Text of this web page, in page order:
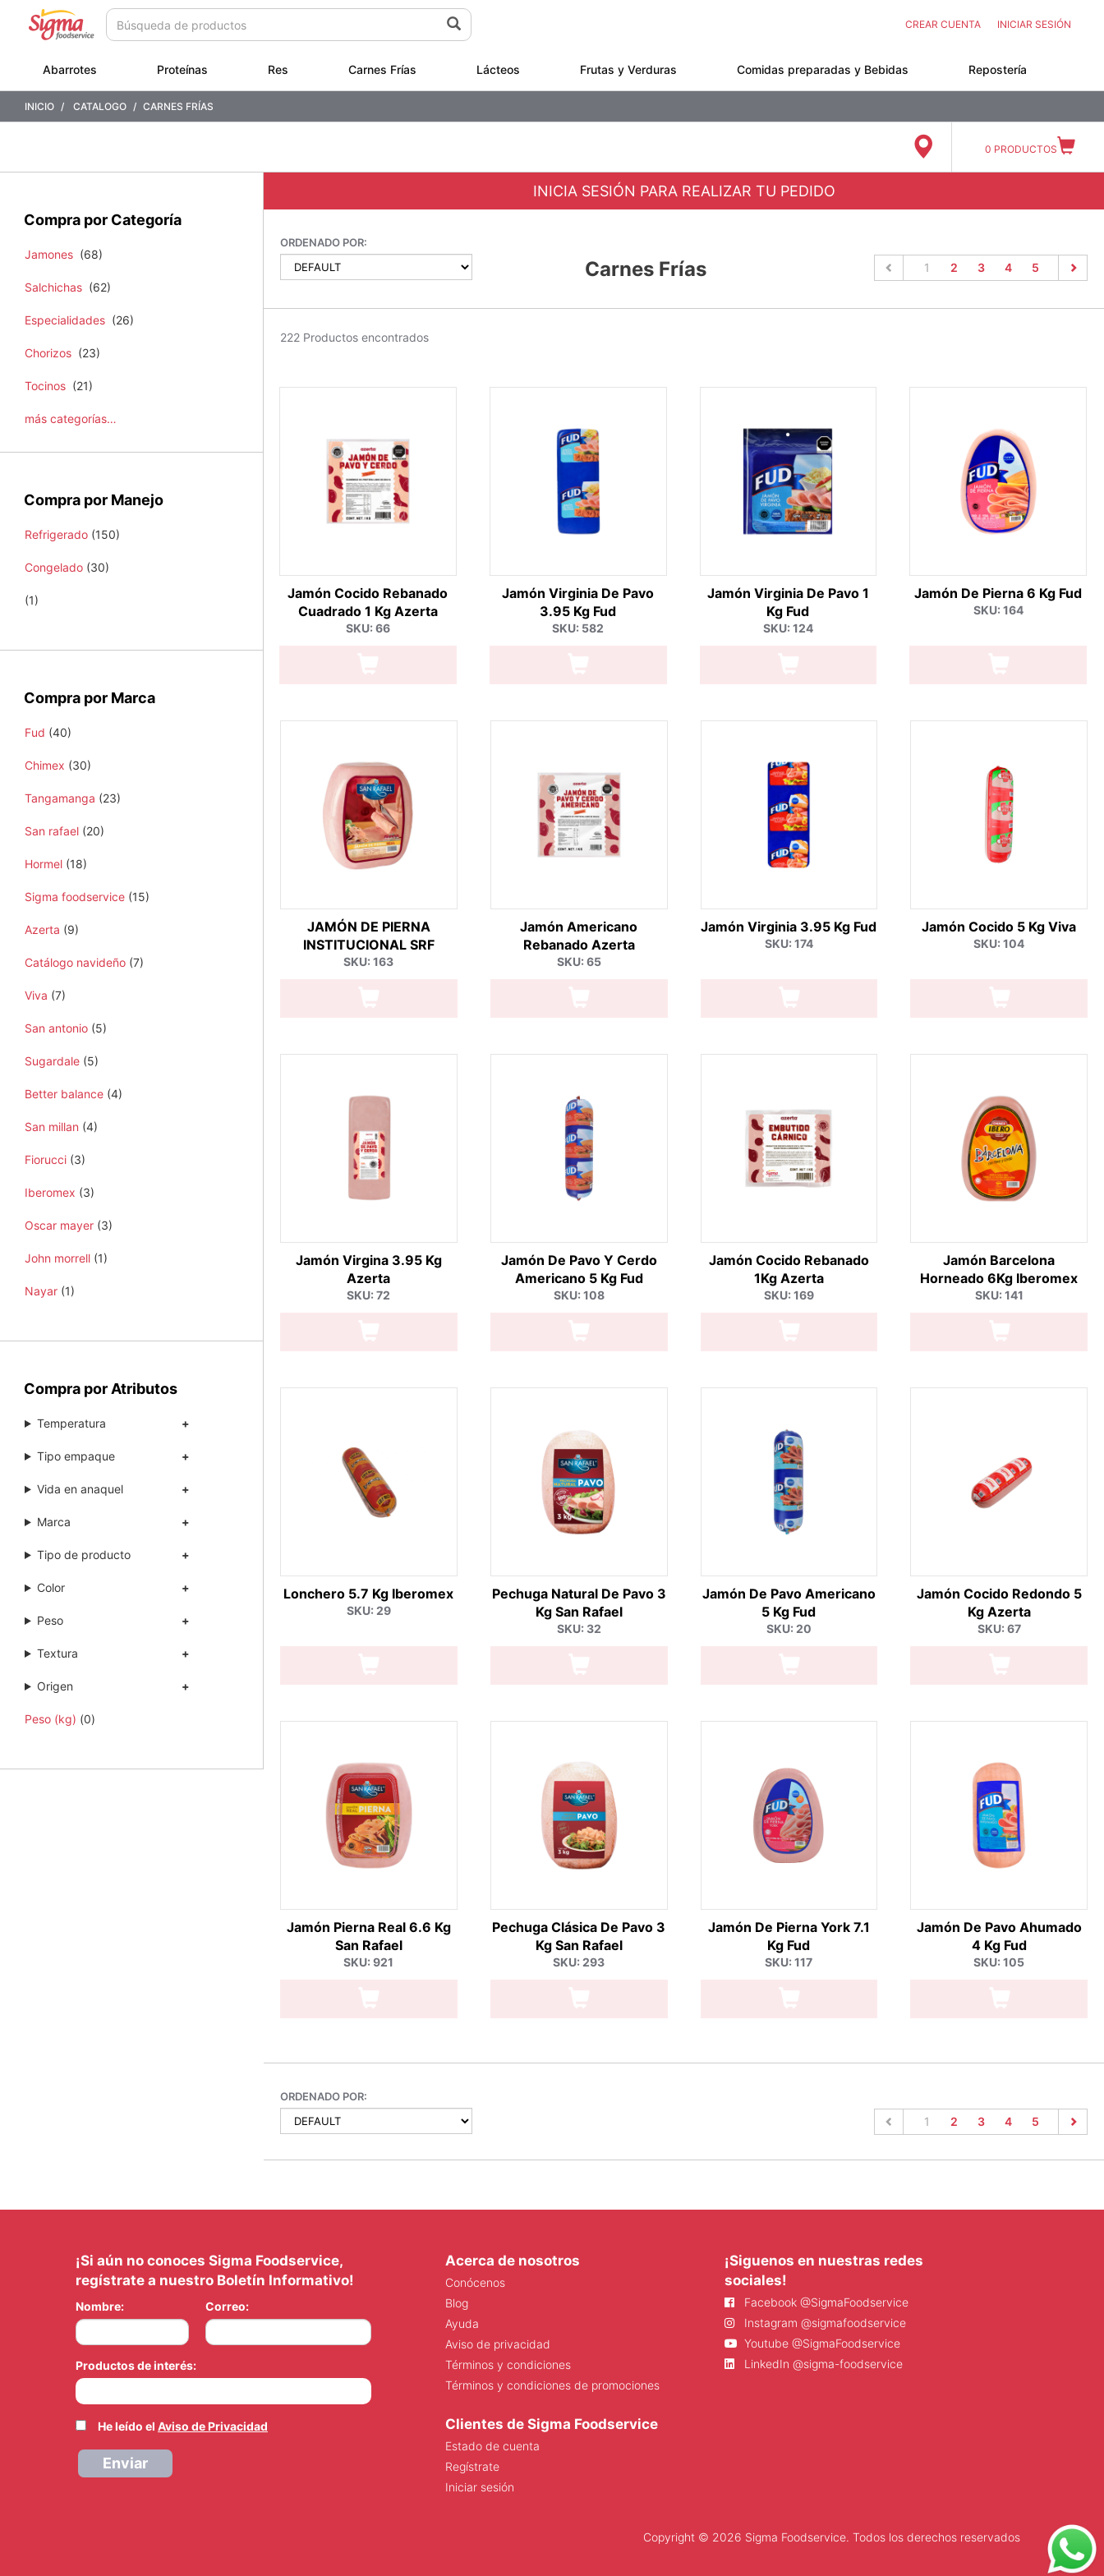
contenido
navegación
CREAR CUENTA INICIAR SESIÓN
Abarrotes Proteínas Res Carnes Frías Lácteos Frutas y Verduras Comidas preparadas y Bebidas Repostería
INICIO CATALOGO CARNES FRÍAS
0 PRODUCTOS
Compra por Categoría
Jamones (68)
Salchichas (62)
Especialidades (26)
Chorizos (23)
Tocinos (21)
más categorías…
Compra por Manejo
Refrigerado (150)
Congelado (30)
(1)
Compra por Marca
Fud (40)
Chimex (30)
Tangamanga (23)
San rafael (20)
Hormel (18)
Sigma foodservice (15)
Azerta (9)
Catálogo navideño (7)
Viva (7)
San antonio (5)
Sugardale (5)
Better balance (4)
San millan (4)
Fiorucci (3)
Iberomex (3)
Oscar mayer (3)
John morrell (1)
Nayar (1)
Compra por Atributos
Temperatura
Tipo empaque
Vida en anaquel
Marca
Tipo de producto
Color
Peso
Textura
Origen
Peso (kg) (0)
INICIA SESIÓN PARA REALIZAR TU PEDIDO
ORDENADO POR:
Carnes Frías 1 (current)
2 3 4 5
222 Productos encontrados
Jamón Cocido Rebanado
Cuadrado 1 Kg Azerta
SKU: 66
Jamón Virginia De Pavo
3.95 Kg Fud
SKU: 582
Jamón Virginia De Pavo 1
Kg Fud
SKU: 124
Jamón De Pierna 6 Kg Fud
SKU: 164
JAMÓN DE PIERNA
INSTITUCIONAL SRF
SKU: 163
Jamón Americano
Rebanado Azerta
SKU: 65
Jamón Virginia 3.95 Kg Fud
SKU: 174
Jamón Cocido 5 Kg Viva
SKU: 104
Jamón Virgina 3.95 Kg
Azerta
SKU: 72
Jamón De Pavo Y Cerdo
Americano 5 Kg Fud
SKU: 108
Jamón Cocido Rebanado
1Kg Azerta
SKU: 169
Jamón Barcelona
Horneado 6Kg Iberomex
SKU: 141
Lonchero 5.7 Kg Iberomex
SKU: 29
Pechuga Natural De Pavo 3
Kg San Rafael
SKU: 32
Jamón De Pavo Americano
5 Kg Fud
SKU: 20
Jamón Cocido Redondo 5
Kg Azerta
SKU: 67
Jamón Pierna Real 6.6 Kg
San Rafael
SKU: 921
Pechuga Clásica De Pavo 3
Kg San Rafael
SKU: 293
Jamón De Pierna York 7.1
Kg Fud
SKU: 117
Jamón De Pavo Ahumado
4 Kg Fud
SKU: 105
ORDENADO POR:
1 (current)
2 3 4 5
¡Si aún no conoces Sigma Foodservice,
regístrate a nuestro Boletín Informativo!
Nombre: Correo:
Productos de interés:
He leído el Aviso de Privacidad
Enviar
Acerca de nosotros
Conócenos
Blog
Ayuda
Aviso de privacidad
Términos y condiciones
Términos y condiciones de promociones
¡Siguenos en nuestras redes
sociales!
Facebook @SigmaFoodservice
Instagram @sigmafoodservice
Youtube @SigmaFoodservice
LinkedIn @sigma-foodservice
Clientes de Sigma Foodservice
Estado de cuenta
Regístrate
Iniciar sesión
Copyright © 2026 Sigma Foodservice. Todos los derechos reservados